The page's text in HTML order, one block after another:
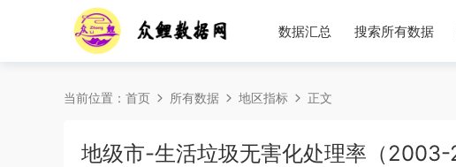
数据汇总 搜索所有数据
当前位置： 首页 所有数据 地区指标 正文
地级市-生活垃圾无害化处理率（2003-